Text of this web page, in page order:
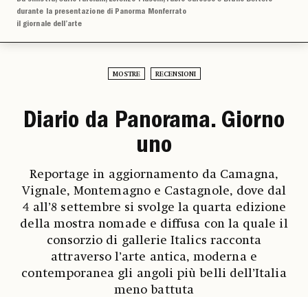
durante la presentazione di Panorma Monferrato
il giornale dell’arte
MOSTRE RECENSIONI
Diario da Panorama. Giorno
uno
Reportage in aggiornamento da Camagna,
Vignale, Montemagno e Castagnole, dove dal
4 all’8 settembre si svolge la quarta edizione
della mostra nomade e diffusa con la quale il
consorzio di gallerie Italics racconta
attraverso l’arte antica, moderna e
contemporanea gli angoli più belli dell’Italia
meno battuta